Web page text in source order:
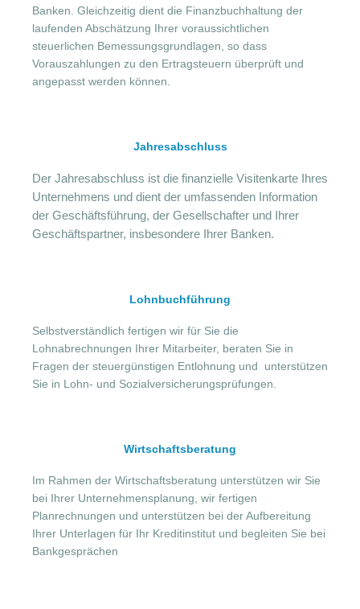
Banken. Gleichzeitig dient die Finanzbuchhaltung der
laufenden Abschätzung Ihrer voraussichtlichen
steuerlichen Bemessungsgrundlagen, so dass
Vorauszahlungen zu den Ertragsteuern überprüft und
angepasst werden können.
Jahresabschluss
Der Jahresabschluss ist die finanzielle Visitenkarte Ihres
Unternehmens und dient der umfassenden Information
der Geschäftsführung, der Gesellschafter und Ihrer
Geschäftspartner, insbesondere Ihrer Banken.
Lohnbuchführung
Selbstverständlich fertigen wir für Sie die
Lohnabrechnungen Ihrer Mitarbeiter, beraten Sie in
Fragen der steuergünstigen Entlohnung und unterstützen
Sie in Lohn- und Sozialversicherungsprüfungen.
Wirtschaftsberatung
Im Rahmen der Wirtschaftsberatung unterstützen wir Sie
bei Ihrer Unternehmensplanung, wir fertigen
Planrechnungen und unterstützen bei der Aufbereitung
Ihrer Unterlagen für Ihr Kreditinstitut und begleiten Sie bei
Bankgesprächen